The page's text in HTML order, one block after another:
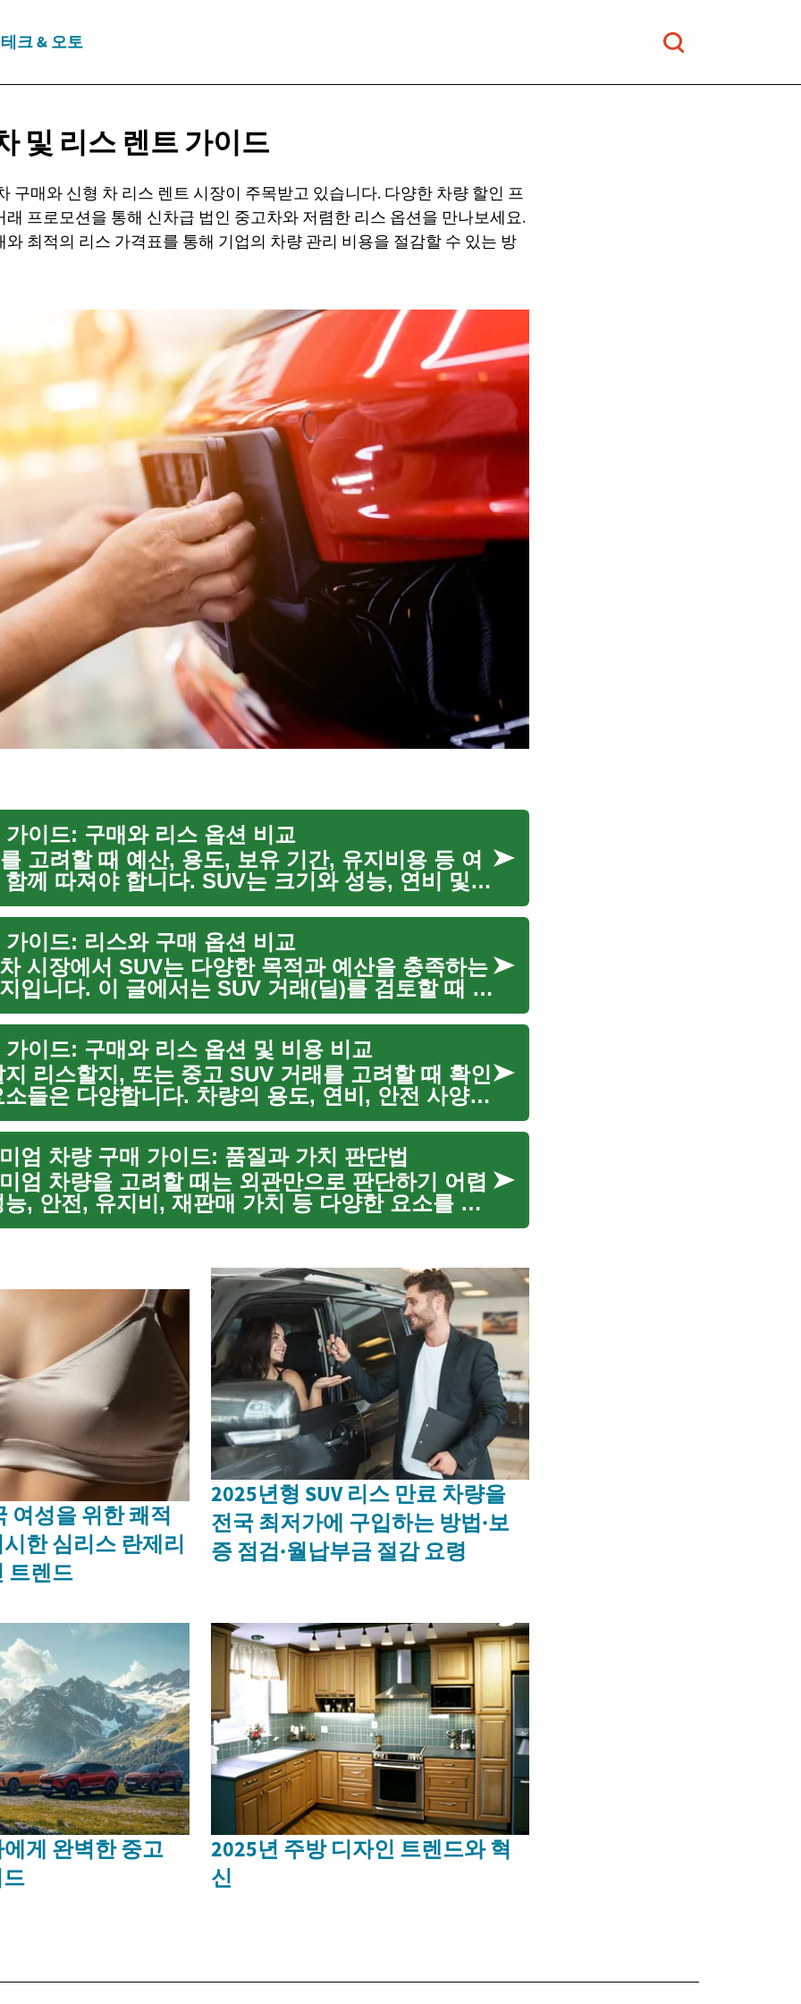
테크 & 오토
및 리스 렌트 가이드
구매와 신형 차 리스 렌트 시장이 주목받고 있습니다. 다양한 차량 할인 프
래 프로모션을 통해 신차급 법인 중고차와 저렴한 리스 옵션을 만나보세요.
최적의 리스 가격표를 통해 기업의 차량 관리 비용을 절감할 수 있는 방
가이드: 구매와 리스 옵션 비교
고려할 때 예산, 용도, 보유 기간, 유지비용 등 여
께 따져야 합니다. SUV는 크기와 성능, 연비 및
따라 선택 폭이 넓어 비교가 필수이며, 구매
와 리스...
가이드: 리스와 구매 옵션 비교
시장에서 SUV는 다양한 목적과 예산을 충족하는
입니다. 이 글에서는 SUV 거래(딜)를 검토할 때 주
리스(lease) 및 구매(purchase) 옵션, 차량(vehicle)
가이드: 구매와 리스 옵션 및 비용 비교
리스할지, 또는 중고 SUV 거래를 고려할 때 확인
들은 다양합니다. 차량의 용도, 연비, 안전 사양,
고 금융 조건(구매 vs 리스)에 따라 실제 선택이
. 이 ...
엄 차량 구매 가이드: 품질과 가치 판단법
엄 차량을 고려할 때는 외관만으로 판단하기 어렵
, 안전, 유지비, 재판매 가치 등 다양한 요소를 종
가해야 실용적이고 합리적인 선택을 할 수 있습니
여성을 위한 쾌적
한 심리스 란제리
트렌드
2025년형 SUV 리스 만료 차량을
전국 최저가에 구입하는 방법·보
증 점검·월납부금 절감 요령
게 완벽한 중고
2025년 주방 디자인 트렌드와 혁
신